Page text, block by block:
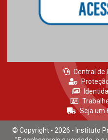
Central de
Seja um
© Copyright - 2026 - Instituto